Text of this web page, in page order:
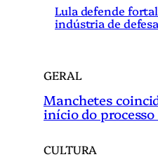
Lula defende
indústria de
GERAL
Manchetes
início do
CULTURA